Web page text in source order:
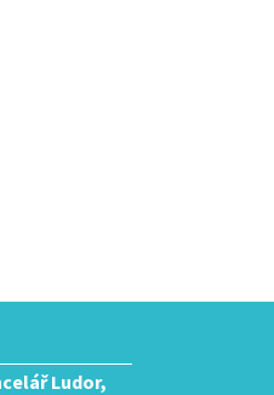
Ludor,